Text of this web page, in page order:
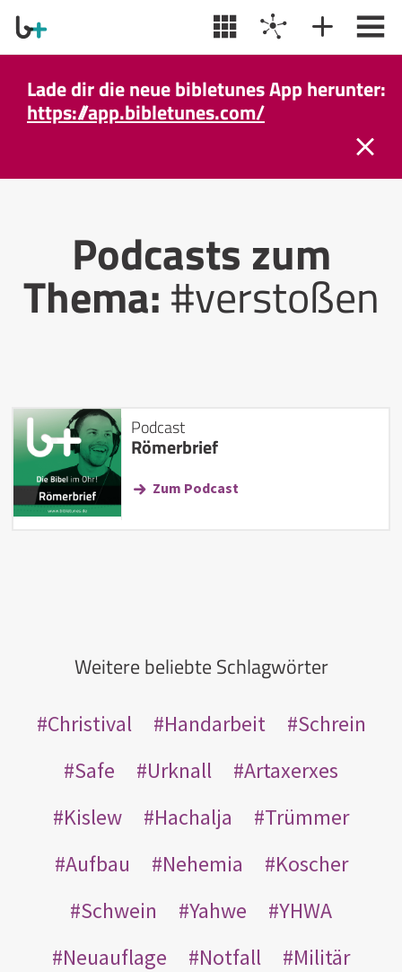
Lade dir die neue bibletunes App herunter:
https://app.bibletunes.com/
Podcasts zum
Thema:#verstoßen
Podcast
Römerbrief
Zum Podcast
Weitere beliebte Schlagwörter
Christival Handarbeit
Schrein
Safe
Urknall
Artaxerxes
Kislew
Hachalja
Trümmer
Aufbau
Nehemia
Koscher
Schwein
Yahwe
YHWA
Neuauflage
Notfall
Militär